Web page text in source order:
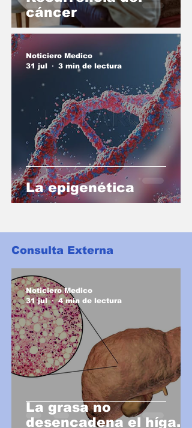
cáncer
La epigenética
Noticiero Medico
31 jul
3 min de lectura
Consulta Externa
La grasa no
desencadena el hígado
Noticiero Medico
31 jul
4 min de lectura